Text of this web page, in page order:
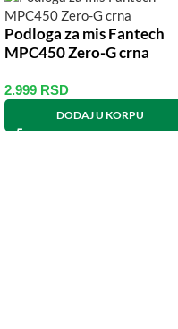
Podloga za mis Fantech
MPC450 Zero-G crna
2.999 RSD
DODAJ U KORPU